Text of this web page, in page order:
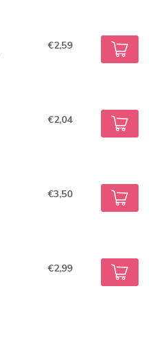
€2,59
€2,04
€3,50
€2,99